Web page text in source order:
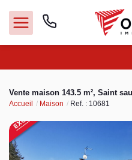
Acheter
Louer
Vente maison 143.5 m², Saint
Accueil Maison Ref. : 10681